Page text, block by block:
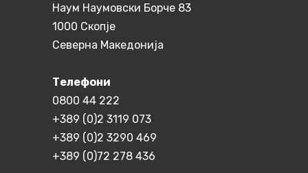
Наум Наумовски Борче 83
1000 Скопје
Северна Македонија
Телефони
0800 44 222
+389 (0)2 3119 073
+389 (0)2 3290 469
+389 (0)72 278 436